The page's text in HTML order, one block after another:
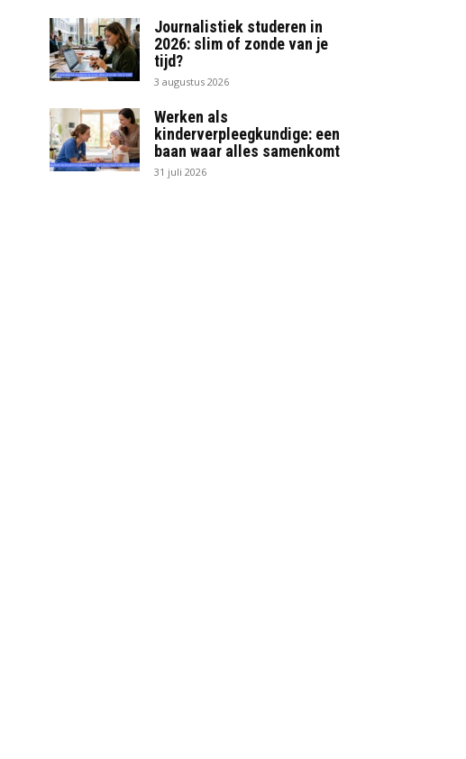
Journalistiek studeren in
2026: slim of zonde van je
tijd?
3 augustus 2026
Werken als
kinderverpleegkundige: een
baan waar alles samenkomt
31 juli 2026